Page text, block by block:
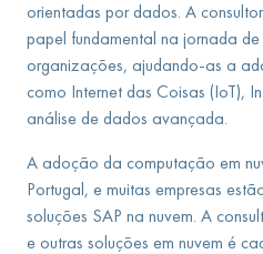
orientadas por dados. A
papel fundamental na jornada
organizações, ajudando-as a
como Internet das Coisas (IoT),
análise de dados avançada.
A adoção da computação em
Portugal, e muitas empresas
soluções SAP na nuvem. A
e outras soluções em nuvem é